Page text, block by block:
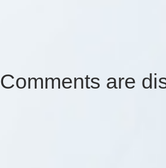
Comments are